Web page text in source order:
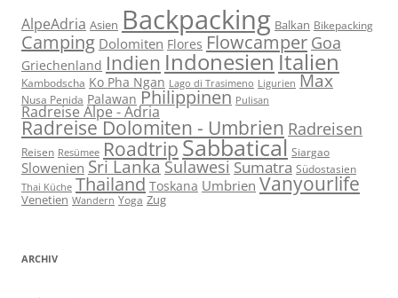
AlpeAdria Asien Backpacking Balkan Bikepacking
Camping Dolomiten Flores Flowcamper Goa
Griechenland Indien IndonesienItalien
Kambodscha Ko Pha Ngan Lago di Trasimeno Ligurien Max
Nusa Penida Palawan Philippinen Pulisan
Radreise Alpe - Adria
Radreise Dolomiten - Umbrien Radreisen
Reisen Resümee RoadtripSabbatical Siargao
Slowenien Sri LankaSulawesi Sumatra Südostasien
Thai Küche Thailand Toskana Umbrien Vanyourlife
Venetien Wandern Yoga Zug
ARCHIV